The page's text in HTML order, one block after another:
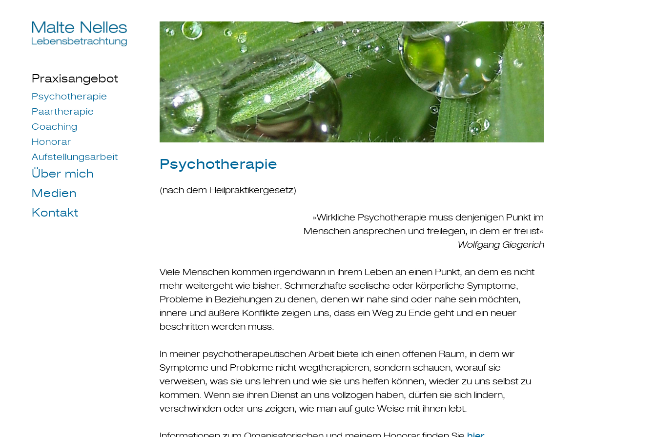
Praxisangebot
Psychotherapie
Paartherapie
Coaching
Honorar
Aufstellungsarbeit
Über mich
Medien
Kontakt
Psychotherapie
(nach dem Heilpraktikergesetz)
»Wirkliche Psychotherapie muss denjenigen Punkt im
Menschen ansprechen und freilegen, in dem er frei ist«
Wolfgang Giegerich
Viele Menschen kommen irgendwann in ihrem Leben an einen Punkt, an dem es nicht
mehr weitergeht wie bisher. Schmerzhafte seelische oder körperliche Symptome,
Probleme in Beziehungen zu denen, denen wir nahe sind oder nahe sein möchten,
innere und äußere Konflikte zeigen uns, dass ein Weg zu Ende geht und ein neuer
beschritten werden muss.
In meiner psychotherapeutischen Arbeit biete ich einen offenen Raum, in dem wir
Symptome und Probleme nicht wegtherapieren, sondern schauen, worauf sie
verweisen, was sie uns lehren und wie sie uns helfen können, wieder zu uns selbst zu
kommen. Wenn sie ihren Dienst an uns vollzogen haben, dürfen sie sich lindern,
verschwinden oder uns zeigen, wie man auf gute Weise mit ihnen lebt.